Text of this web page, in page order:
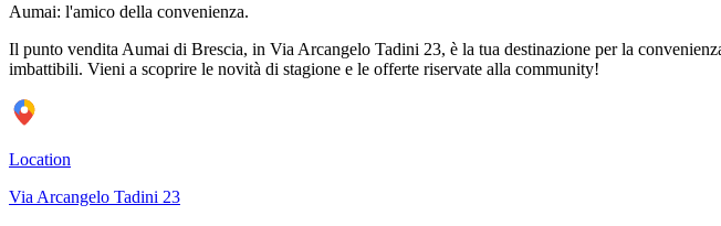
Aumai: l'amico della convenienza.
Il punto vendita Aumai di Brescia, in Via Arcangelo Tadini 23, è la tua destinazione per la
imbattibili. Vieni a scoprire le novità di stagione e le offerte riservate alla community!
Location
Via Arcangelo Tadini 23